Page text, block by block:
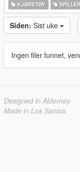
KJØRETØY
Siden: Sist uke
Ingen filer funnet,
Designed in Alderney
Made in Los Santos